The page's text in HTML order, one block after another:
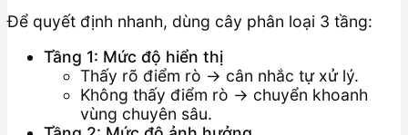
Để quyết định nhanh, dùng cây phân loại 3 tầng:
Tầng 1: Mức độ hiển thị
Thấy rõ điểm rò → cân nhắc tự xử lý.
Không thấy điểm rò → chuyển khoanh
vùng chuyên sâu.